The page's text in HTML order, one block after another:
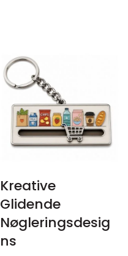
Kreative
Glidende
Nøgleringsdesig
Ns